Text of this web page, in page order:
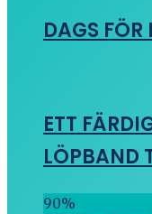
DAGS
ETT
LÖPBAND
90%